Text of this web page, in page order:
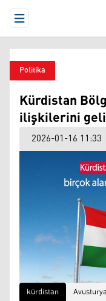
Open Menu
Politika
Kürdistan
ilişkilerini
2026-01-16 11:33
kürdistan Avusturya